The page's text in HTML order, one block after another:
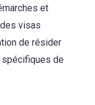
et
visas
de résider
de